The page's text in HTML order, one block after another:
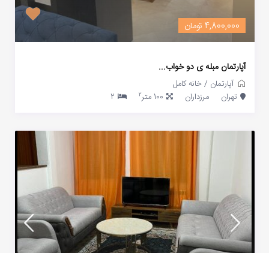
4,800,000 تومان
آپارتمان مبله ی دو خواب...
آپارتمان /خانه کامل
تهران
مرزداران 100 متر 2
2